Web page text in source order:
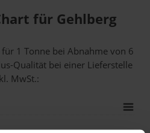
für Gehlberg
1 Tonne bei Abnahmevon 6
Qualität bei einer Lieferstelle
MwSt.: